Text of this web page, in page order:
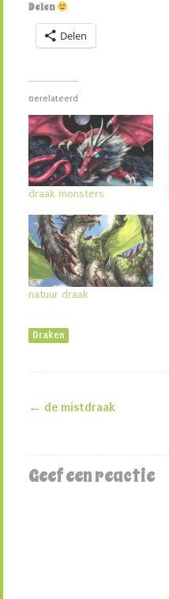
Delen
Delen
Gerelateerd
draak monsters
natuur draak
Draken
← de mistdraak
Geef een reactie